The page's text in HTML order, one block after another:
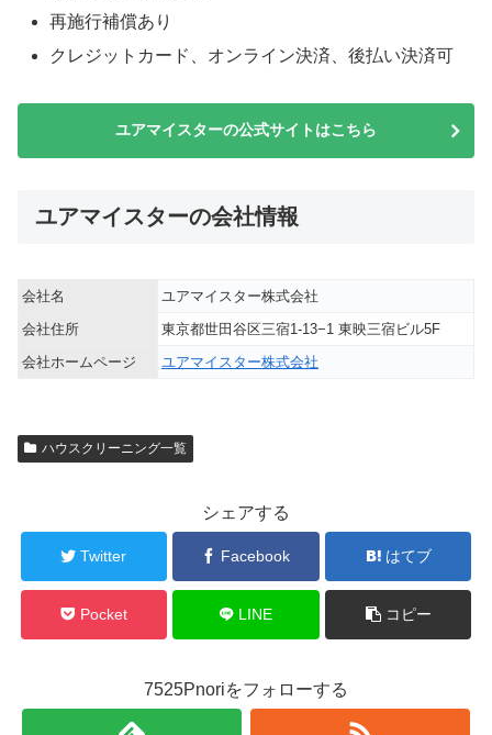
再施行補償あり
クレジットカード、オンライン決済、後払い決済可
ユアマイスターの公式サイトはこちら
ユアマイスターの会社情報
会社名
ユアマイスター株式会社
会社住所
東京都世田谷区三宿1-13−1 東映三宿ビル5F
会社ホームページ
ユアマイスター株式会社
ハウスクリーニング一覧
シェアする
Twitter Facebook はてブ
Pocket LINE コピー
7525Pnoriをフォローする